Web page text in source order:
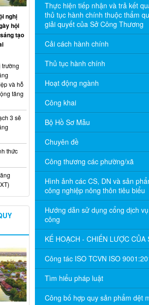
Thực hiện tiếp nhận và trả kết
thủ tục hành chính thuộc thẩm
giải quyết của Sở Công Thương
Cải cách hành chính
Thủ tục hành chính
Hoạt động ngành
Công khai
Bộ Hồ Sơ Mẫu
Chuyên đề
Công thương các phường/xã
Hình ảnh các CS, DN và sản
công nghiệp nông thôn tiêu biểu
Hướng dẫn sử dụng cổng dịch vụ
công
KẾ HOẠCH - CHIẾN LƯỢC CỦA
Công tác ISO TCVN ISO
Tìm hiểu pháp luật
Công bố hợp quy sản phẩm dệt
nghị
hội
tạo
trường
và hỗ
tăng
3 sẽ
thức